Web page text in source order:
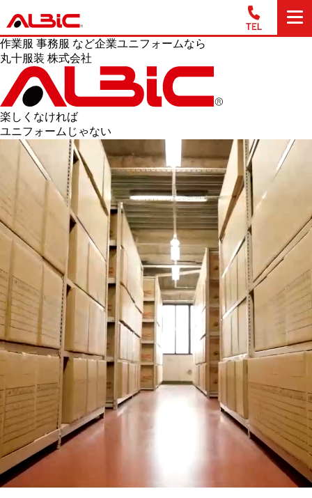
作業服 事務服 など企業ユニフォームなら
丸十服装 株式会社
楽しくなければ
ユニフォームじゃない